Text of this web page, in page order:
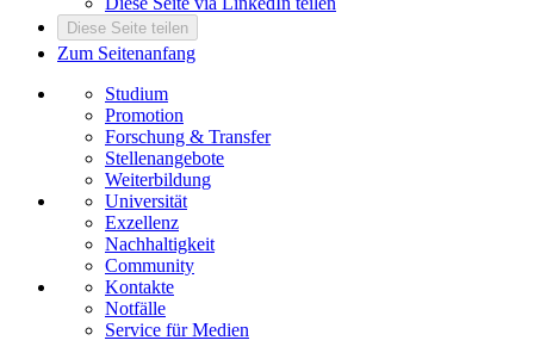
Diese Seite teilen
Zum Seitenanfang
Studium
Promotion
Forschung & Transfer
Stellenangebote
Weiterbildung
Universität
Exzellenz
Nachhaltigkeit
Community
Kontakte
Notfälle
Service für Medien